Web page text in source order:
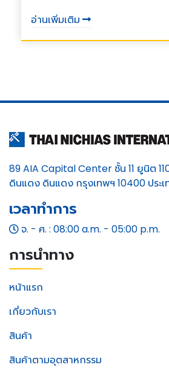
อ่านเพิ่มเติม
89 AIA Capital Center ชั้น 11 ยูนิต
ดินแดง ดินแดง กรุงเทพฯ 10400 ประเ
เวลาทำการ
จ. - ศ. : 08:00 a.m. - 05:00 p.m.
การนำทาง
หน้าแรก
เกี่ยวกับเรา
สินค้า
สินค้าตามอุตสาหกรรม